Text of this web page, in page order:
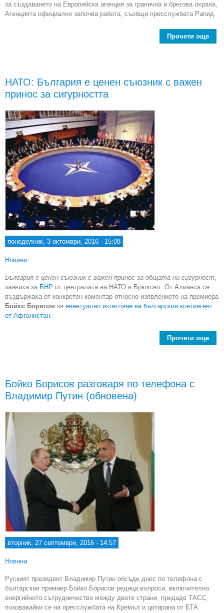
за създаването на Европейска агенция за гранична и брегова охрана,
Агенцията официално започва работа, съобщи пресслужбата Рапид.
Прочети още
НАТО: България е ценен съюзник с важен
принос за сигурността
понеделник, 3 октомври, 2016 - 15:08
Новини
България е ценен съюзник с важен принос за общата ни сигурност
заявиха за БНР от централата на НАТО в Брюксел. От Алианса се
въздържаха от конкретен коментар относно изявлението на премиера
Бойко Борисов за евентуално изтегляне на българския контингент
от Афганистан
Прочети още
Бойко Борисов разговаря по телефона с
Владимир Путин (обновена)
вторник, 27 септември, 2016 - 14:57
Новини
Руският президент Владимир Путин обсъди днес по телефона с
българския премиер Бойко Борисов редица въпроси, включително
енергийното сътрудничество между двете страни, предаде ТАСС,
позовавайки се на пресслужбата на Кремъл и цитирана от БТА.